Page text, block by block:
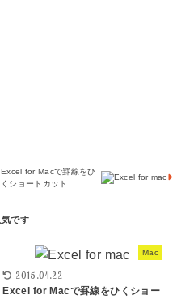
Excel for Macで罫線をひ
くショートカット
Mac
2015.04.22
Excel for Macで罫線をひくショー